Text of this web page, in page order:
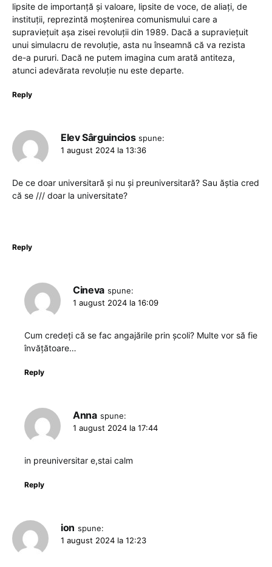
lipsite de importanță și valoare, lipsite de voce, de aliați, de
instituții, reprezintă moștenirea comunismului care a
supraviețuit așa zisei revoluții din 1989. Dacă a supraviețuit
unui simulacru de revoluție, asta nu înseamnă că va rezista
de-a pururi. Dacă ne putem imagina cum arată antiteza,
atunci adevărata revoluție nu este departe.
Reply
Elev Sârguincios spune:
1 august 2024 la 13:36
De ce doar universitară şi nu şi preuniversitară? Sau ăştia cred
că se /// doar la universitate?
Reply
Cineva spune:
1 august 2024 la 16:09
Cum credeți că se fac angajările prin școli? Multe vor să fie
învățătoare…
Reply
Anna spune:
1 august 2024 la 17:44
in preuniversitar e,stai calm
Reply
ion spune:
1 august 2024 la 12:23